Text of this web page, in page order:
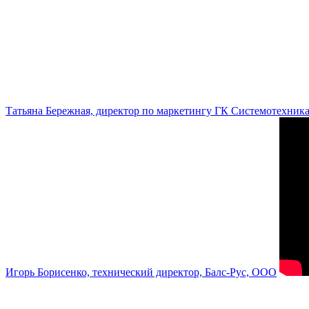
Татьяна Бережная, директор по маркетингу ГК Системотехника
Игорь Борисенко, технический директор, Балс-Рус, ООО